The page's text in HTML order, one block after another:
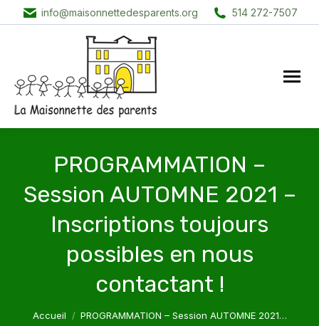
info@maisonnettedesparents.org 514 272-7507
PROGRAMMATION –
Session AUTOMNE 2021 –
Inscriptions toujours
possibles en nous
contactant !
Vous êtes ici :
Accueil PROGRAMMATION – Session AUTOMNE 2021…